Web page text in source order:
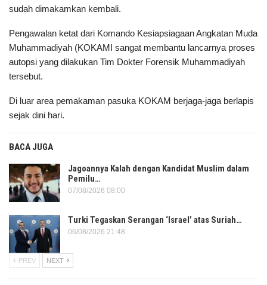
sudah dimakamkan kembali.
Pengawalan ketat dari Komando Kesiapsiagaan Angkatan Muda
Muhammadiyah (KOKAMI sangat membantu lancarnya proses
autopsi yang dilakukan Tim Dokter Forensik Muhammadiyah
tersebut.
Di luar area pemakaman pasuka KOKAM berjaga-jaga berlapis
sejak dini hari.
BACA JUGA
Jagoannya Kalah dengan Kandidat Muslim dalam
Pemilu…
07/08/2026 08:00
Turki Tegaskan Serangan ‘Israel’ atas Suriah…
06/08/2026 21:48
PREV NEXT